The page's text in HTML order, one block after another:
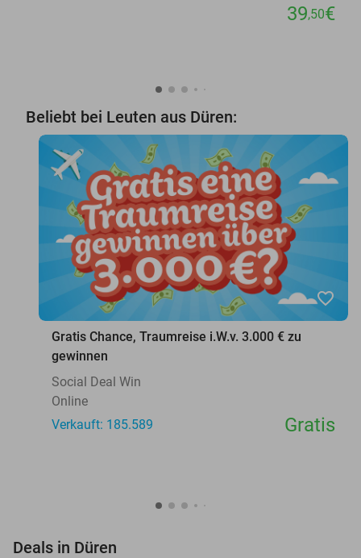
39,50€
Beliebt bei Leuten aus Düren:
favorite_border
Gratis Chance, Traumreise i.W.v. 3.000 € zu
gewinnen
Social Deal Win
Online
Verkauft: 185.589
Gratis
Deals in Düren